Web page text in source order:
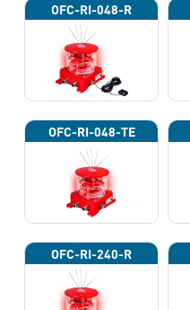
OFC-RI-048-R
OFC-RI-048-TE
OFC-RI-240-R